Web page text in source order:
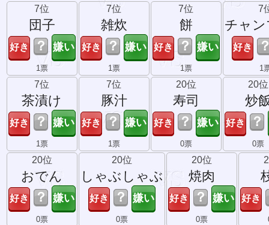
7位
団子
？
1票
7位
雑炊
？
1票
7位
餅
？
1票
7
チャ
1
7位
茶漬け
？
1票
7位
豚汁
？
1票
20位
寿司
？
0票
20位
炒
？
0票
20位
おでん
？
0票
20位
しゃぶしゃぶ
？
0票
20位
焼肉
？
0票